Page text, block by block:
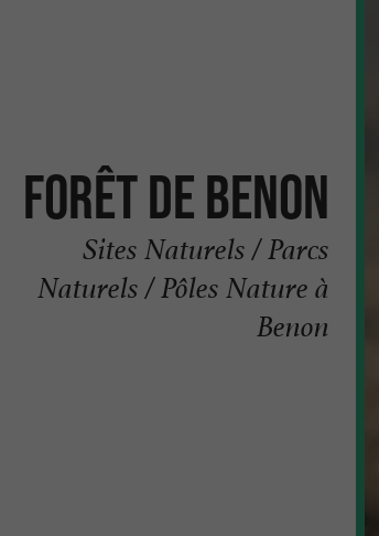
Forêt de Benon
Sites Naturels / Parcs
Naturels / Pôles Nature à
Benon